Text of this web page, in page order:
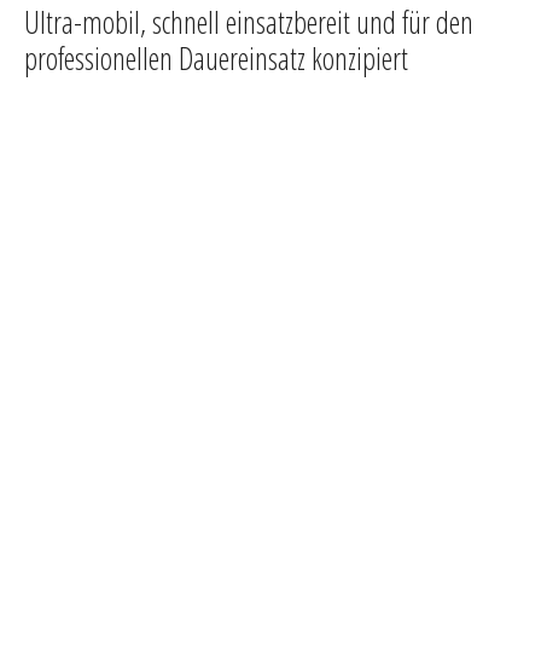
Ultra-mobil, schnell einsatzbereit und für den
professionellen Dauereinsatz konzipiert